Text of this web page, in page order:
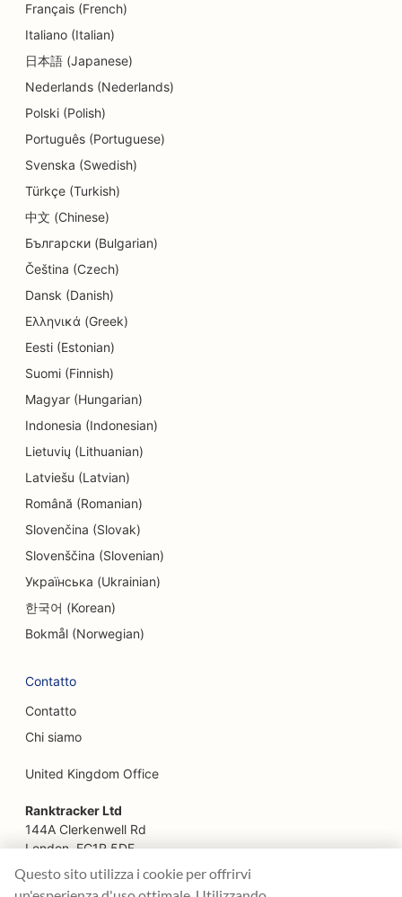
Français (French)
Italiano (Italian)
日本語 (Japanese)
Nederlands (Nederlands)
Polski (Polish)
Português (Portuguese)
Svenska (Swedish)
Türkçe (Turkish)
中文 (Chinese)
Български (Bulgarian)
Čeština (Czech)
Dansk (Danish)
Ελληνικά (Greek)
Eesti (Estonian)
Suomi (Finnish)
Magyar (Hungarian)
Indonesia (Indonesian)
Lietuvių (Lithuanian)
Latviešu (Latvian)
Română (Romanian)
Slovenčina (Slovak)
Slovenščina (Slovenian)
Українська (Ukrainian)
한국어 (Korean)
Bokmål (Norwegian)
Contatto
Contatto
Chi siamo
United Kingdom Office
Ranktracker Ltd
144A Clerkenwell Rd
London, EC1R 5DF
Company No: 08820809
felix@ranktracker.com
Questo sito utilizza i cookie per offrirvi